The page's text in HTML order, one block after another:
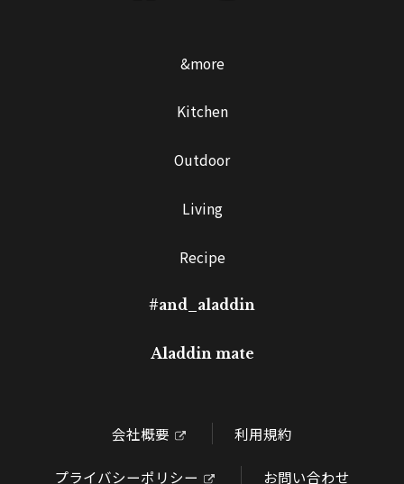
&more
Kitchen
Outdoor
Living
Recipe
#and_aladdin
Aladdin mate
会社概要 利用規約
プライバシーポリシー お問い合わせ